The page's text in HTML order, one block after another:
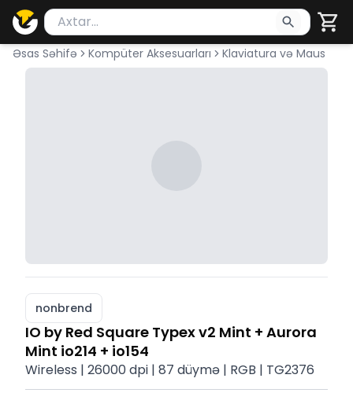
Məhsul axtar
Axtarış üçün ən azı 2 simvol yazın. Göndərmək
Əsas Səhifə Kompüter Aksesuarları Klaviatura və Maus
nonbrend
IO by Red Square Typex v2 Mint + Aurora
Mint io214 + io154
Wireless | 26000 dpi | 87 düymə | RGB | TG2376